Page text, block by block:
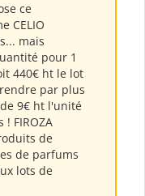
ce
CELIO
mais
pour 1
440€ ht le lot
par plus
9€ ht l'unité
FIROZA
de
de parfums
lots de